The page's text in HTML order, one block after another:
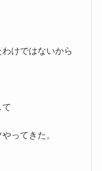
けではないから
ってきた。